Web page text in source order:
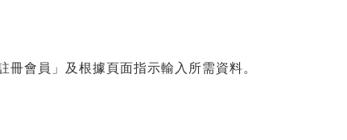
會員」及根據頁面指示輸入所需資料。